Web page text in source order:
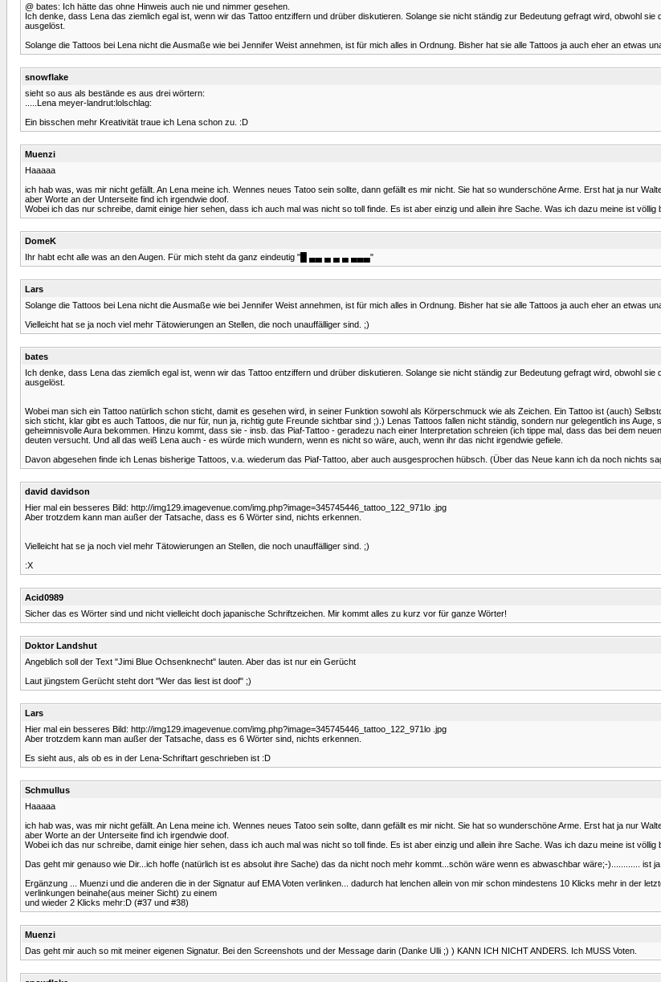
@ bates: Ich hätte das ohne Hinweis auch nie und nimmer gesehen.
Ich denke, dass Lena das ziemlich egal ist, wenn wir das Tattoo entziffern und drüber diskutieren. Solange sie nicht ständig zur Bedeutung gefragt wird, obwohl
ausgelöst.
Solange die Tattoos bei Lena nicht die Ausmaße wie bei Jennifer Weist annehmen, ist für mich alles in Ordnung. Bisher hat sie alle Tattoos ja auch eher an etwas
snowflake
sieht so aus als bestände es aus drei wörtern:
.....Lena meyer-landrut:lolschlag:
Ein bisschen mehr Kreativität traue ich Lena schon zu. :D
Muenzi
Haaaaa
ich hab was, was mir nicht gefällt. An Lena meine ich. Wennes neues Tatoo sein sollte, dann gefällt es mir nicht. Sie hat so wunderschöne Arme. Erst hat ja nur
aber Worte an der Unterseite find ich irgendwie doof.
Wobei ich das nur schreibe, damit einige hier sehen, dass ich auch mal was nicht so toll finde. Es ist aber einzig und allein ihre Sache. Was ich dazu meine ist
DomeK
Ihr habt echt alle was an den Augen. Für mich steht da ganz eindeutig "█ ▄▄ ▄ ▄ ▄ ▄▄▄"
Lars
Solange die Tattoos bei Lena nicht die Ausmaße wie bei Jennifer Weist annehmen, ist für mich alles in Ordnung. Bisher hat sie alle Tattoos ja auch eher an etwas
Vielleicht hat se ja noch viel mehr Tätowierungen an Stellen, die noch unauffälliger sind. ;)
bates
Ich denke, dass Lena das ziemlich egal ist, wenn wir das Tattoo entziffern und drüber diskutieren. Solange sie nicht ständig zur Bedeutung gefragt wird, obwohl
ausgelöst.
Wobei man sich ein Tattoo natürlich schon sticht, damit es gesehen wird, in seiner Funktion sowohl als Körperschmuck wie als Zeichen. Ein Tattoo ist (auch)
sich sticht, klar gibt es auch Tattoos, die nur für, nun ja, richtig gute Freunde sichtbar sind ;).) Lenas Tattoos fallen nicht ständig, sondern nur gelegentlich ins
geheimnisvolle Aura bekommen. Hinzu kommt, dass sie - insb. das Piaf-Tattoo - geradezu nach einer Interpretation schreien (ich tippe mal, dass das bei dem
deuten versucht. Und all das weiß Lena auch - es würde mich wundern, wenn es nicht so wäre, auch, wenn ihr das nicht irgendwie gefiele.
Davon abgesehen finde ich Lenas bisherige Tattoos, v.a. wiederum das Piaf-Tattoo, aber auch ausgesprochen hübsch. (Über das Neue kann ich da noch nichts
david davidson
Hier mal ein besseres Bild: http://img129.imagevenue.com/img.php?image=345745446_tattoo_122_971lo .jpg
Aber trotzdem kann man außer der Tatsache, dass es 6 Wörter sind, nichts erkennen.
Vielleicht hat se ja noch viel mehr Tätowierungen an Stellen, die noch unauffälliger sind. ;)
:X
Acid0989
Sicher das es Wörter sind und nicht vielleicht doch japanische Schriftzeichen. Mir kommt alles zu kurz vor für ganze Wörter!
Doktor Landshut
Angeblich soll der Text "Jimi Blue Ochsenknecht" lauten. Aber das ist nur ein Gerücht
Laut jüngstem Gerücht steht dort "Wer das liest ist doof" ;)
Lars
Hier mal ein besseres Bild: http://img129.imagevenue.com/img.php?image=345745446_tattoo_122_971lo .jpg
Aber trotzdem kann man außer der Tatsache, dass es 6 Wörter sind, nichts erkennen.
Es sieht aus, als ob es in der Lena-Schriftart geschrieben ist :D
Schmullus
Haaaaa
ich hab was, was mir nicht gefällt. An Lena meine ich. Wennes neues Tatoo sein sollte, dann gefällt es mir nicht. Sie hat so wunderschöne Arme. Erst hat ja nur
aber Worte an der Unterseite find ich irgendwie doof.
Wobei ich das nur schreibe, damit einige hier sehen, dass ich auch mal was nicht so toll finde. Es ist aber einzig und allein ihre Sache. Was ich dazu meine ist
Das geht mir genauso wie Dir...ich hoffe (natürlich ist es absolut ihre Sache) das da nicht noch mehr kommt...schön wäre wenn es abwaschbar wäre;-)............ ist
Ergänzung ... Muenzi und die anderen die in der Signatur auf EMA Voten verlinken... dadurch hat lenchen allein von mir schon mindestens 10 Klicks mehr in der
verlinkungen beinahe(aus meiner Sicht) zu einem
und wieder 2 Klicks mehr:D (#37 und #38)
Muenzi
Das geht mir auch so mit meiner eigenen Signatur. Bei den Screenshots und der Message darin (Danke Ulli ;) ) KANN ICH NICHT ANDERS. Ich MUSS Voten.